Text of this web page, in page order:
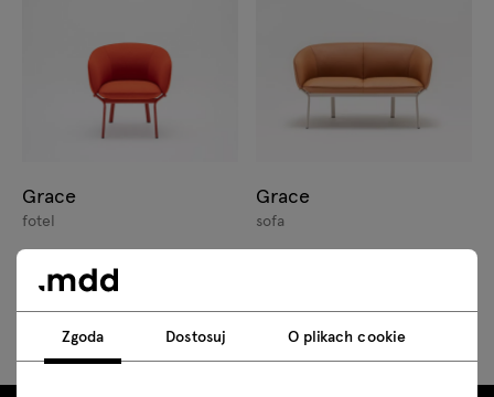
Grace
fotel
Grace
sofa
Zgoda Dostosuj O plikach cookie